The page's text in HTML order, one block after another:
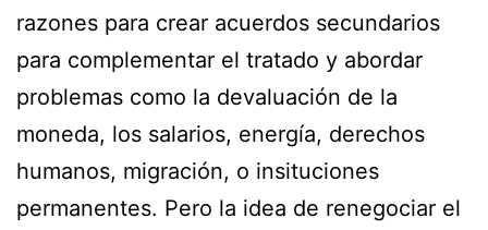
razones para crear acuerdos secundarios
para complementar el tratado y abordar
problemas como la devaluación de la
moneda, los salarios, energía, derechos
humanos, migración, o insituciones
permanentes. Pero la idea de renegociar el